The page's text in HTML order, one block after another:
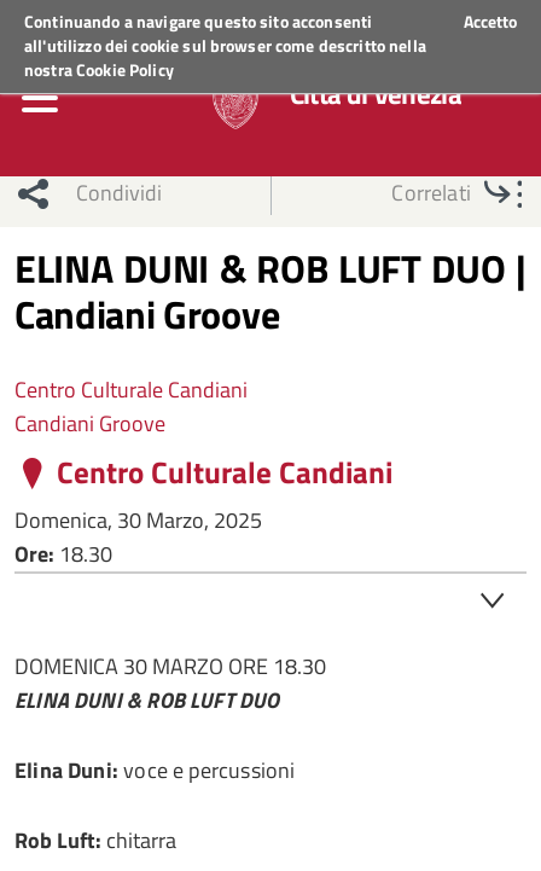
Continuando a navigare questo sito acconsenti
all'utilizzo dei cookie sul browser come descritto nella
nostraCookie Policy
Accetto
Regione Veneto ACCEDI AI SERVIZI
Città di Venezia
Condividi Correlati
ELINA DUNI & ROB LUFT DUO |
Candiani Groove
Centro Culturale Candiani
Candiani Groove
Centro Culturale Candiani
Domenica, 30 Marzo, 2025
Ore: 18.30
DOMENICA 30 MARZO ORE 18.30
ELINA DUNI & ROB LUFT DUO
Elina Duni:voce e percussioni
Rob Luft: chitarra